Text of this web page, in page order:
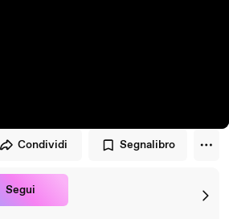
Condividi Segnalibro
Segui